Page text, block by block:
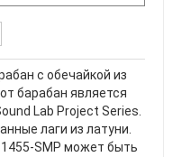
с обечайкой из
барабан является
Lab Project Series.
лаги из латуни.
SMP может быть